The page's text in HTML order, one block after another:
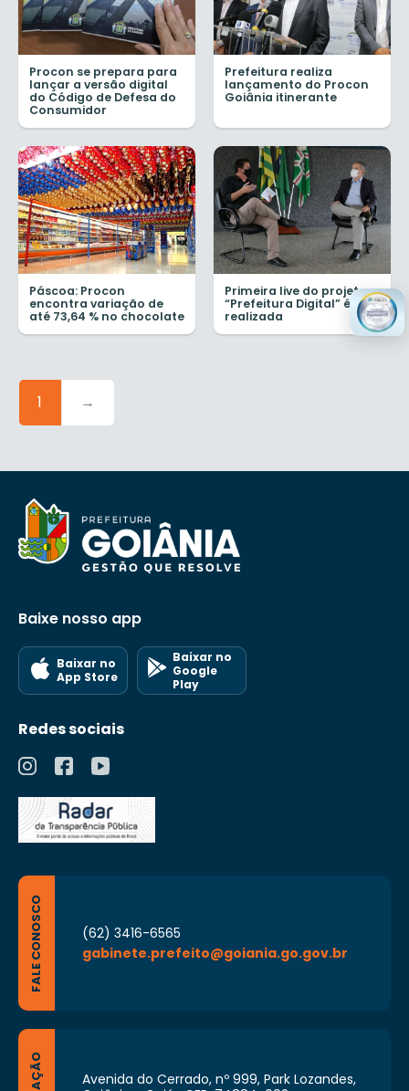
Procon se prepara para
lançar a versão digital
do Código de Defesa do
Consumidor
Prefeitura realiza
lançamento do Procon
Goiânia itinerante
Páscoa: Procon
encontra variação de
até 73,64 % no chocolate
Primeira live do projeto
“Prefeitura Digital” é
realizada
1 →
Baixe nosso app
Baixar no
App Store
Baixar no
Google
Play
Redes sociais
FALE CONOSCO
(62) 3416-6565
gabinete.prefeito@goiania.go.gov.br
Avenida do Cerrado, nº 999, Park Lozandes,